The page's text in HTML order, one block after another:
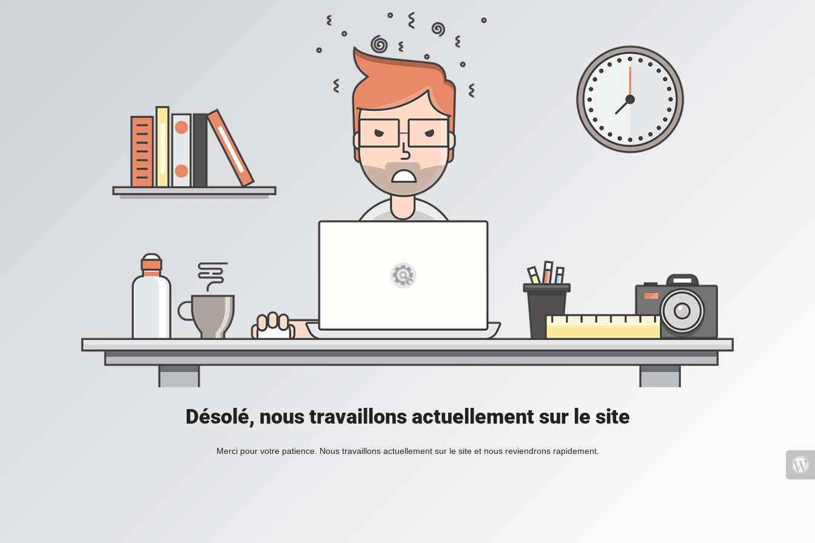
Désolé, nous travaillons actuellement sur le site
Merci pour votre patience. Nous travaillons actuellement sur le site et nous reviendrons rapidement.